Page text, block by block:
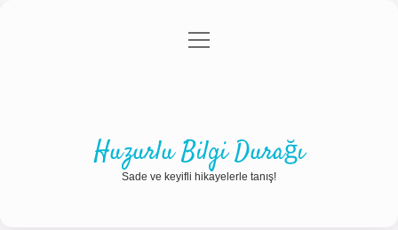
Gizlilik Politikası
menüyü
Huzurlu Bilgi Durağı
Sade ve keyifli hikayelerle tanış!